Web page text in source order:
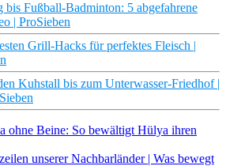
bis Fußball-Badminton: 5 abgefahrene
| ProSieben
Grill-Hacks für perfektes Fleisch |
Kuhstall bis zum Unterwasser-Friedhof |
ohne Beine: So bewältigt Hülya ihren
unserer Nachbarländer | Was bewegt